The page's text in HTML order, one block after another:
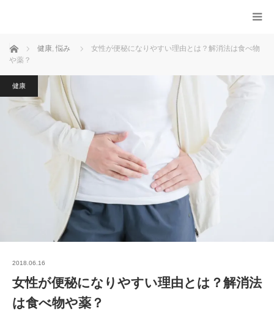
ホーム 健康, 悩み
女性が便秘になりやすい理由とは？解消法は食べ物
や薬？
健康
2018.06.16
女性が便秘になりやすい理由とは？解消法
は食べ物や薬？